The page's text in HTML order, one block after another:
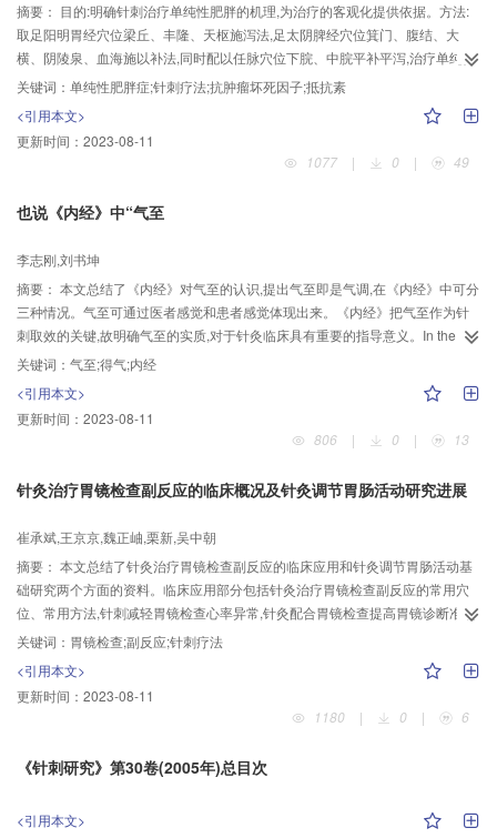
起心经穴位最大的肌电反应。
摘要： 目的:明确针刺治疗单纯性肥胖的机理,为治疗的客观化提供依据。方法:
取足阳明胃经穴位梁丘、丰隆、天枢施泻法,足太阴脾经穴位箕门、腹结、大
横、阴陵泉、血海施以补法,同时配以任脉穴位下脘、中脘平补平泻,治疗单纯性
肥胖患者,并与正常人进行对照研究。观察单纯性肥胖患者治疗前后的体重指数
(BMI)、空腹胰岛素(FINS)、胰岛素抵抗指数(HOMA-IR)、抗肿瘤坏死因子
(TNF-α)、抵抗素(Resistin)、空腹血糖(FBG)的变化。结果:单纯性肥胖患者不
同程度地存在胰岛素抵抗,其TNF-α、Resistin血浆浓度较正常对照组明显升高,
且与胰岛素抵抗指数存在一定的相关性;经过针刺治疗,患者的胰岛素抵抗状况得
结病机选穴的针刺治疗通过降低可溶性TNF-α、Resistin浓度,影响糖与脂的代
关键词： 单纯性肥胖症;针刺疗法;抗肿瘤坏死因子;抵抗素
<引用本文>
更新时间： 2023-08-11
1077
| 0 | 49
也说《内经》中“气至
李志刚,刘书坤
摘要： 本文总结了《内经》对气至的认识,提出气至即是气调,在《内经》中可分
三种情况。气至可通过医者感觉和患者感觉体现出来。《内经》把气至作为针
刺取效的关键,故明确气至的实质,对于针灸临床具有重要的指导意义。In the
present paper,the authors sum up the term of acupuncture,"arrival of Qi" in
Chinese medical classic Huangdi Neijing(《黄帝内经》The Yellow Emperor's
Internal Classic),from 1) the connotation,2) the patient's and the operator's
feelings,and 3) the clinical significance.The authors think that "arrival of Qi"
means favorable regulation of Qi."Arrival of Qi" is different from "Deqi"
"arrival of Qi" in Huangdi Neijing,namely,a) extinction of pathogenic factors
and "Wei"-Qi(functional activities) in the human body,and c) normalization of
the disordered Qi.In case of "arrival of Qi",the patient may feel comfortable
around the focus or in the whole body or experience warm or cool feeling in
the punctured area;and the operator may have a tightening feeling beneath
the acupuncture needle tip and the patient's pulse condition turns to
normal.In clinic,"arrival of Qi" is the key in achieving a positive therapeutic
effect.Therefore,mastering the essence of "arrival of Qi" is of higher clinical
value in acupuncture treatment of diseases.
关键词： 气至;得气;内经
<引用本文>
更新时间： 2023-08-11
806
| 0 | 13
针灸治疗胃镜检查副反应的临床概况及针灸调节胃肠活动研究进展
崔承斌,王京京,魏正岫,栗新,吴中朝
摘要： 本文总结了针灸治疗胃镜检查副反应的临床应用和针灸调节胃肠活动基
础研究两个方面的资料。临床应用部分包括针灸治疗胃镜检查副反应的常用穴
位、常用方法,针刺减轻胃镜检查心率异常,针灸配合胃镜检查提高胃镜诊断准确
率;相关的针灸调节胃肠功能活动的实验研究包括针灸对胃运动及胃电的影响、
对胃酸及胃肠激素的调整作用、对胃粘膜的保护作用以及经络及穴位的特异
性。认为针灸治疗胃镜检查副反应疗效肯定,无副作用,比药物治疗更具优越性。
关键词： 胃镜检查;副反应;针刺疗法
<引用本文>
更新时间： 2023-08-11
1180
| 0 | 6
《针刺研究》第30卷(2005年)总目次
<引用本文>